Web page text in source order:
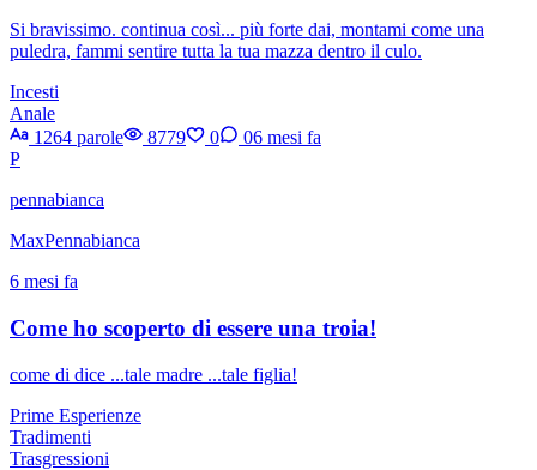
Si bravissimo. continua così... più forte dai, montami come una
puledra, fammi sentire tutta la tua mazza dentro il culo.
Incesti
Anale
1264 parole
8779 0 06 mesi fa
P
pennabianca
MaxPennabianca
6 mesi fa
Come ho scoperto di essere una troia!
come di dice ...tale madre ...tale figlia!
Prime Esperienze
Tradimenti
Trasgressioni